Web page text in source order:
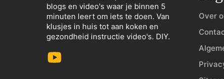
blogs en video's waar je binnen 5
minuten leert om iets te doen. Van
klusjes in huis tot aan koken en
gezondheid instructie video's. DIY.
Over